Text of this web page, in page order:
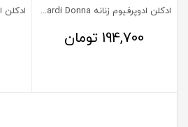
ادکلن ادوپرفیوم زنانه Trussardi Donna نایس پاپت 85 میلی لیتر
194,700 تومان